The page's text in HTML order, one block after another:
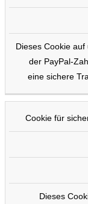
Dieses Cookie
der PayPal-
eine sichere
Cookie für
Dieses